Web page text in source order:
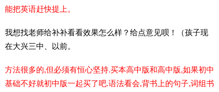
能把英语赶快提上。
我想找老师给补补看看效果怎么样？给点意见呗！（孩子现
在大兴三中、以前。
方法很多的,但必须有恒心坚持.买本高中版和高中版,如果初中
基础不好就初中版一起买了吧.语法看会,背书上的句子,词组书